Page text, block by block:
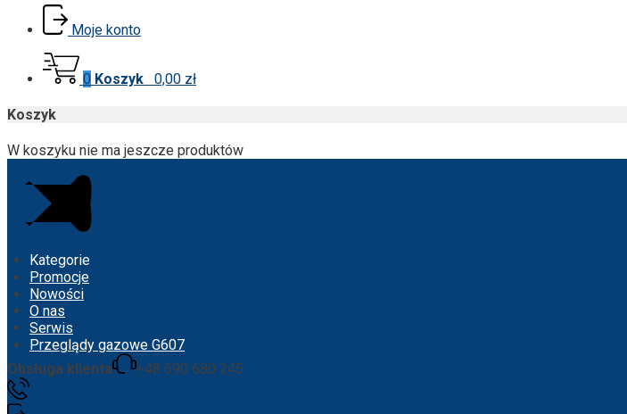
Moje konto
0 Koszyk 0,00 zł
Koszyk
W koszyku nie ma jeszcze produktów
Kategorie
Promocje
Nowości
O nas
Serwis
Przeglądy gazowe G607
Obsługa klienta
+48 690 680 245